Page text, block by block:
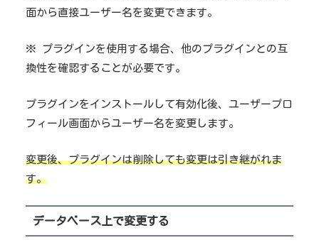
面から直接ユーザー名を変更できます。
※ プラグインを使用する場合、他のプラグインとの互
換性を確認することが必要です。
プラグインをインストールして有効化後、ユーザープロ
フィール画面からユーザー名を変更します。
変更後、プラグインは削除しても変更は引き継がれま
す。
データベース上で変更する